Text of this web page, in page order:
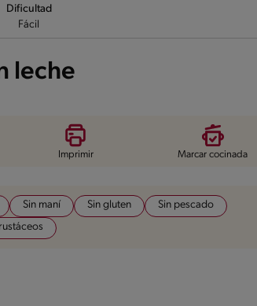
Dificultad
Fácil
leche
Imprimir Marcar cocinada
Sin maní Sin gluten
Sin pescado